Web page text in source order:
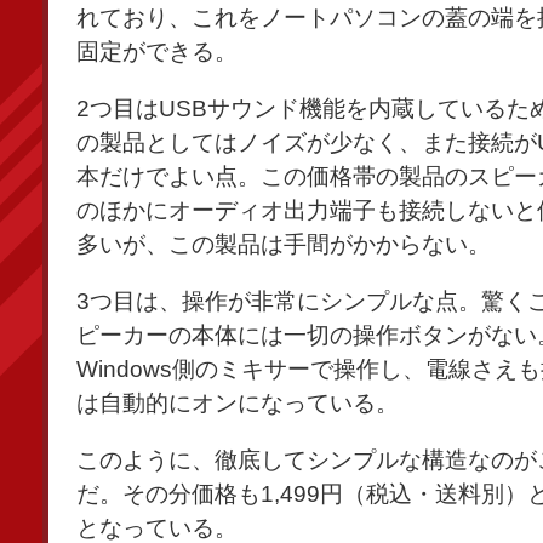
れており、これをノートパソコンの蓋の端
固定ができる。
2つ目はUSBサウンド機能を内蔵しているた
の製品としてはノイズが少なく、また接続
本だけでよい点。この価格帯の製品のスピ
のほかにオーディオ出力端子も接続しない
多いが、この製品は手間がかからない。
3つ目は、操作が非常にシンプルな点。驚く
ピーカーの本体には一切の操作ボタンがな
Windows側のミキサーで操作し、電線さえ
は自動的にオンになっている。
このように、徹底してシンプルな構造なの
だ。その分価格も1,499円（税込・送料別）
となっている。